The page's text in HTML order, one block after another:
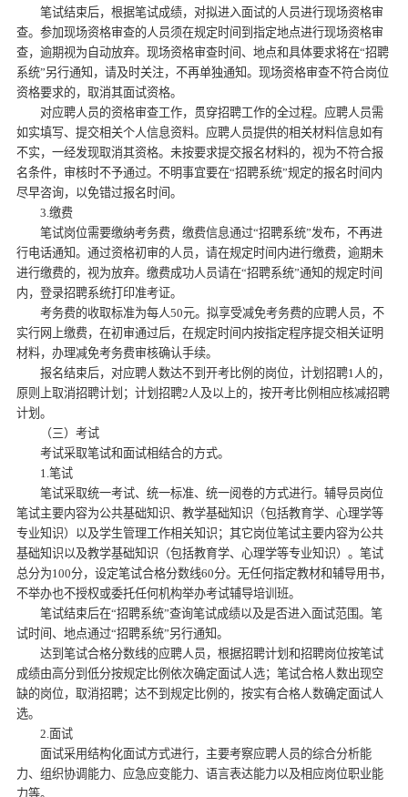
笔试结束后，根据笔试成绩，对拟进入面试的人员进行现场资格审
查。参加现场资格审查的人员须在规定时间到指定地点进行现场资格审
查，逾期视为自动放弃。现场资格审查时间、地点和具体要求将在“招聘
系统”另行通知，请及时关注，不再单独通知。现场资格审查不符合岗位
资格要求的，取消其面试资格。
对应聘人员的资格审查工作，贯穿招聘工作的全过程。应聘人员需
如实填写、提交相关个人信息资料。应聘人员提供的相关材料信息如有
不实，一经发现取消其资格。未按要求提交报名材料的，视为不符合报
名条件，审核时不予通过。不明事宜要在“招聘系统”规定的报名时间内
尽早咨询，以免错过报名时间。
3.缴费
笔试岗位需要缴纳考务费，缴费信息通过“招聘系统”发布，不再进
行电话通知。通过资格初审的人员，请在规定时间内进行缴费，逾期未
进行缴费的，视为放弃。缴费成功人员请在“招聘系统”通知的规定时间
内，登录招聘系统打印准考证。
考务费的收取标准为每人50元。拟享受减免考务费的应聘人员，不
实行网上缴费，在初审通过后，在规定时间内按指定程序提交相关证明
材料，办理减免考务费审核确认手续。
报名结束后，对应聘人数达不到开考比例的岗位，计划招聘1人的，
原则上取消招聘计划；计划招聘2人及以上的，按开考比例相应核减招聘
计划。
（三）考试
考试采取笔试和面试相结合的方式。
1.笔试
笔试采取统一考试、统一标准、统一阅卷的方式进行。辅导员岗位
笔试主要内容为公共基础知识、教学基础知识（包括教育学、心理学等
专业知识）以及学生管理工作相关知识；其它岗位笔试主要内容为公共
基础知识以及教学基础知识（包括教育学、心理学等专业知识）。笔试
总分为100分，设定笔试合格分数线60分。无任何指定教材和辅导用书，
不举办也不授权或委托任何机构举办考试辅导培训班。
笔试结束后在“招聘系统”查询笔试成绩以及是否进入面试范围。笔
试时间、地点通过“招聘系统”另行通知。
达到笔试合格分数线的应聘人员，根据招聘计划和招聘岗位按笔试
成绩由高分到低分按规定比例依次确定面试人选；笔试合格人数出现空
缺的岗位，取消招聘；达不到规定比例的，按实有合格人数确定面试人
选。
2.面试
面试采用结构化面试方式进行，主要考察应聘人员的综合分析能
力、组织协调能力、应急应变能力、语言表达能力以及相应岗位职业能
力等。